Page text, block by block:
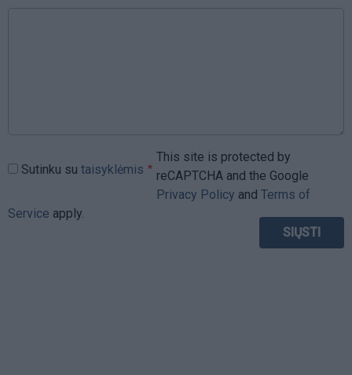
Sutinku su taisyklėmis
This site is protected by
reCAPTCHA and the Google
Privacy Policy and Terms of
Service apply.